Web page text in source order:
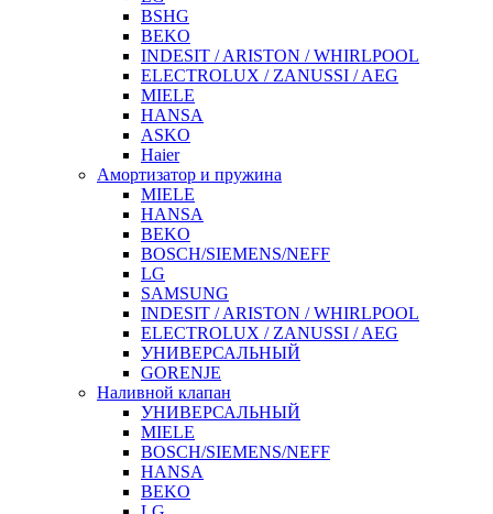
BSHG
BEKO
INDESIT / ARISTON / WHIRLPOOL
ELECTROLUX / ZANUSSI / AEG
MIELE
HANSA
ASKO
Haier
Амортизатор и пружина
MIELE
HANSA
BEKO
BOSCH/SIEMENS/NEFF
LG
SAMSUNG
INDESIT / ARISTON / WHIRLPOOL
ELECTROLUX / ZANUSSI / AEG
УНИВЕРСАЛЬНЫЙ
GORENJE
Наливной клапан
УНИВЕРСАЛЬНЫЙ
MIELE
BOSCH/SIEMENS/NEFF
HANSA
BEKO